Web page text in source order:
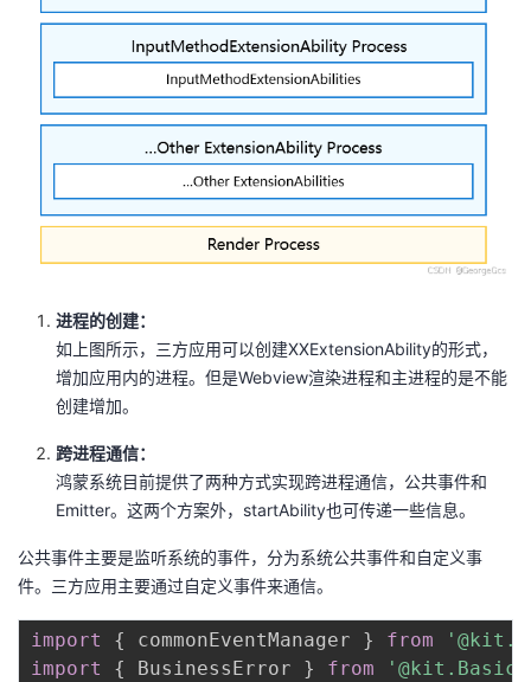
进程的创建：
如上图所示，三方应用可以创建XXExtensionAbility的形式，
增加应用内的进程。但是Webview渲染进程和主进程的是不能
创建增加。
跨进程通信：
鸿蒙系统目前提供了两种方式实现跨进程通信，公共事件和
Emitter。这两个方案外，startAbility也可传递一些信息。
公共事件主要是监听系统的事件，分为系统公共事件和自定义事
件。三方应用主要通过自定义事件来通信。
import { commonEventManager } from
import
{ BusinessError } from